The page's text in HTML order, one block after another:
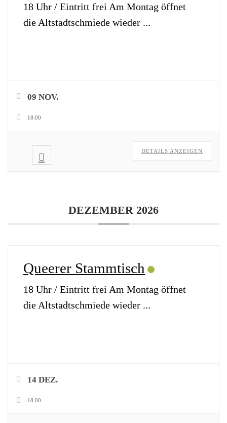
18 Uhr / Eintritt frei Am Montag öffnet
die Altstadtschmiede wieder ...
09 NOV.
18:00
DETAILS ANZEIGEN
DEZEMBER 2026
Queerer Stammtisch
18 Uhr / Eintritt frei Am Montag öffnet
die Altstadtschmiede wieder ...
14 DEZ.
18:00